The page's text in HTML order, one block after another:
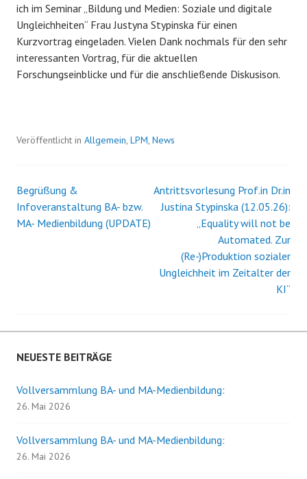
ich im Seminar „Bildung und Medien: Soziale und digitale
Ungleichheiten“ Frau Justyna Stypinska für einen
Kurzvortrag eingeladen. Vielen Dank nochmals für den sehr
interessanten Vortrag, für die aktuellen
Forschungseinblicke und für die anschließende Diskusison.
Veröffentlicht in Allgemein, LPM, News
Beitrags-
Navigation
Begrüßung &
Infoveranstaltung BA- bzw.
MA- Medienbildung (UPDATE)
Antrittsvorlesung Prof.in Dr.in
Justina Stypinska (12.05.26):
„Equality will not be
Automated. Zur
(Re-)Produktion sozialer
Ungleichheit im Zeitalter der
KI“
NEUESTE BEITRÄGE
Vollversammlung BA- und MA-Medienbildung:
26. Mai 2026
Vollversammlung BA- und MA-Medienbildung:
26. Mai 2026